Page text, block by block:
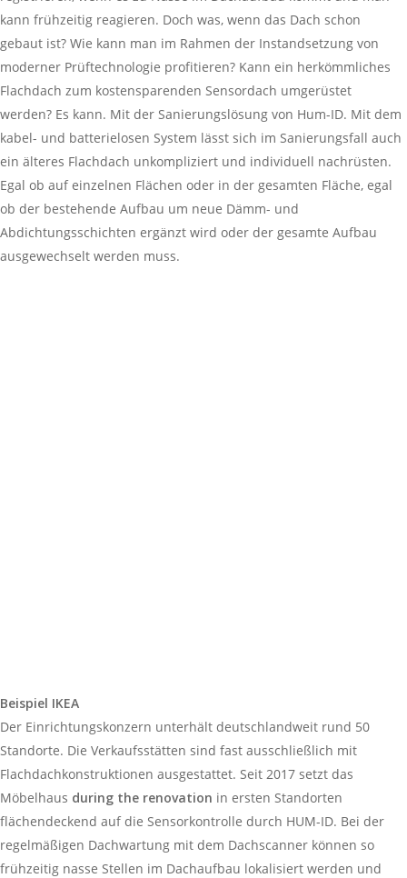
kann frühzeitig reagieren. Doch was, wenn das Dach schon
gebaut ist? Wie kann man im Rahmen der Instandsetzung von
moderner Prüftechnologie profitieren? Kann ein herkömmliches
Flachdach zum kostensparenden Sensordach umgerüstet
werden? Es kann. Mit der Sanierungslösung von Hum-ID. Mit dem
kabel- und batterielosen System lässt sich im Sanierungsfall auch
ein älteres Flachdach unkompliziert und individuell nachrüsten.
Egal ob auf einzelnen Flächen oder in der gesamten Fläche, egal
ob der bestehende Aufbau um neue Dämm- und
Abdichtungsschichten ergänzt wird oder der gesamte Aufbau
ausgewechselt werden muss.
Beispiel IKEA
Der Einrichtungskonzern unterhält deutschlandweit rund 50
Standorte. Die Verkaufsstätten sind fast ausschließlich mit
Flachdachkonstruktionen ausgestattet. Seit 2017 setzt das
Möbelhaus during the renovation in ersten Standorten
flächendeckend auf die Sensorkontrolle durch HUM-ID. Bei der
regelmäßigen Dachwartung mit dem Dachscanner können so
frühzeitig nasse Stellen im Dachaufbau lokalisiert werden und